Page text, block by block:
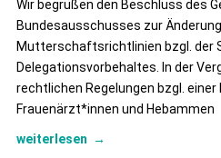
Wir begrüßen den Beschluss des
Bundesausschusses zur
Mutterschaftsrichtlinien bzgl. der
Delegationsvorbehaltes. In der
rechtlichen Regelungen bzgl.
Frauenärzt*innen und Hebammen
weiterlesen →